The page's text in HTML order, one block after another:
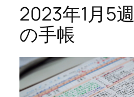
2023年1月5
の手帳